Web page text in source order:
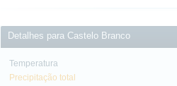
Detalhes para Castelo Branco
Temperatura
Precipitação total